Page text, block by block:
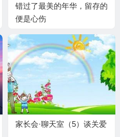
错过了最美的年华，留存的
便是心伤
家长会·聊天室（5）谈关爱